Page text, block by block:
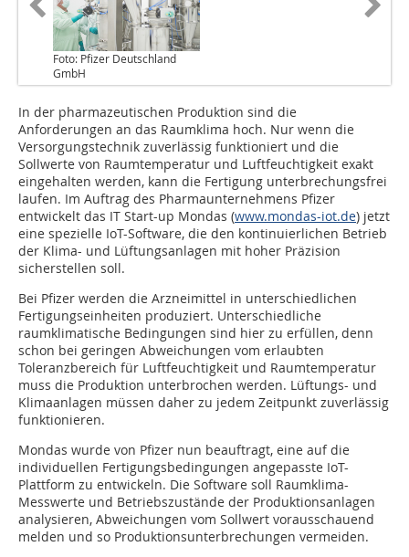
Foto: Pfizer Deutschland
GmbH
In der pharmazeutischen Produktion sind die
Anforderungen an das Raumklima hoch. Nur wenn die
Versorgungstechnik zuverlässig funktioniert und die
Sollwerte von Raumtemperatur und Luftfeuchtigkeit exakt
eingehalten werden, kann die Fertigung unterbrechungsfrei
laufen. Im Auftrag des Pharmaunternehmens Pfizer
entwickelt das IT Start-up Mondas (www.mondas-iot.de) jetzt
eine spezielle IoT-Software, die den kontinuierlichen Betrieb
der Klima- und Lüftungsanlagen mit hoher Präzision
sicherstellen soll.
Bei Pfizer werden die Arzneimittel in unterschiedlichen
Fertigungseinheiten produziert. Unterschiedliche
raumklimatische Bedingungen sind hier zu erfüllen, denn
schon bei geringen Abweichungen vom erlaubten
Toleranzbereich für Luftfeuchtigkeit und Raumtemperatur
muss die Produktion unterbrochen werden. Lüftungs- und
Klimaanlagen müssen daher zu jedem Zeitpunkt zuverlässig
funktionieren.
Mondas wurde von Pfizer nun beauftragt, eine auf die
individuellen Fertigungsbedingungen angepasste IoT-
Plattform zu entwickeln. Die Software soll Raumklima-
Messwerte und Betriebszustände der Produktionsanlagen
analysieren, Abweichungen vom Sollwert vorausschauend
melden und so Produktionsunterbrechungen vermeiden.